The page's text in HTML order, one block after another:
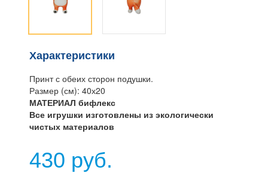
Характеристики
Принт с обеих сторон подушки.
Размер (см): 40х20
МАТЕРИАЛ бифлекс
Все игрушки изготовлены из экологически
чистых материалов
430 руб.